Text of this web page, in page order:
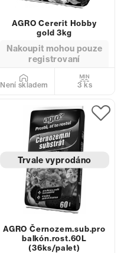
AGRO Cererit Hobby
gold 3kg
Nakoupit mohou pouze
registrovaní
Není skladem 3 ks
Trvale vyprodáno
AGRO Černozem.sub.pro
balkón.rost.60L
(36ks/palet)